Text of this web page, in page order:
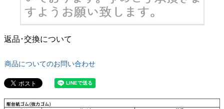
返品･交換について
商品についてのお問い合わせ